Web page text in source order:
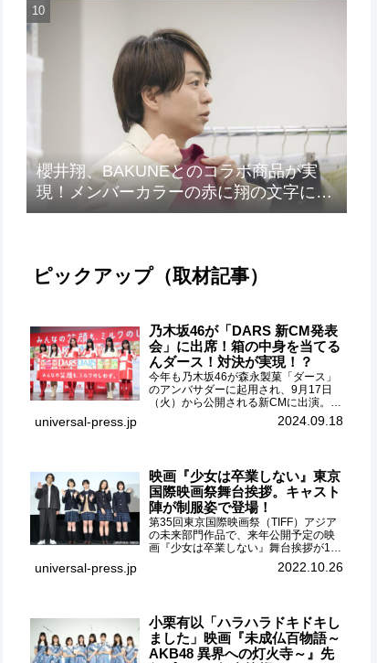
櫻井翔、BAKUNEとのコラボ商品が実
現！メンバーカラーの赤に翔の文字に着
想を得たデザイン
ピックアップ（取材記事）
乃木坂46が「DARS 新CM発表
会」に出席！箱の中身を当てる
んダース！対決が実現！？
今年も乃木坂46が森永製菓「ダース」
のアンバサダーに起用され、9月17日
（火）から公開される新CMに出演。
CMに出演するメンバーの中から岩本蓮
加、梅澤美波、遠藤さくら、賀喜遥
universal-press.jp 2024.09.18
映画『少女は卒業しない』東京
国際映画祭舞台挨拶。キャスト
陣が制服姿で登場！
第35回東京国際映画祭（TIFF）アジア
の未来部門作品で、来年公開予定の映
画『少女は卒業しない』舞台挨拶が10
月26日（水）丸の内ピカデリーで開催
され、出演者の河合優実、小野莉奈、
universal-press.jp 2022.10.26
小栗有以「ハラハラドキドキし
ました」映画『未成仏百物語～
AKB48 異界への灯火寺～』先